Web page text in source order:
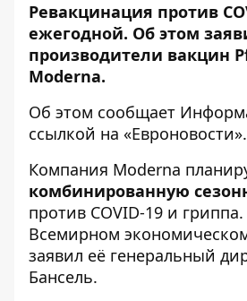
Ревакцинация против
ежегодной. Об этом
производители вакцин
Moderna.
Об этом сообщает
ссылкой на «Евроновости».
Компания Moderna
комбинированную
против COVID-19 и
Всемирном
заявил её генеральный
Бансель.